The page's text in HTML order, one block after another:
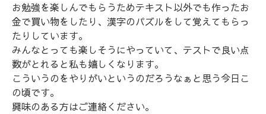
お勉強を楽しんでもらうためテキスト以外でも作ったお
金で買い物をしたり、漢字のパズルをして覚えてもらっ
たりしています。
みんなとっても楽しそうにやっていて、テストで良い点
数がとれると私も嬉しくなります。
こういうのをやりがいというのだろうなぁと思う今日こ
の頃です。
興味のある方はご連絡ください。